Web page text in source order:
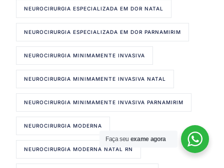
NEUROCIRURGIA ESPECIALIZADA EM DOR NATAL
NEUROCIRURGIA ESPECIALIZADA EM DOR PARNAMIRIM
NEUROCIRURGIA MINIMAMENTE INVASIVA
NEUROCIRURGIA MINIMAMENTE INVASIVA NATAL
NEUROCIRURGIA MINIMAMENTE INVASIVA PARNAMIRIM
NEUROCIRURGIA MODERNA
NEUROCIRURGIA MODERNA NATAL RN
Agendar Consulta!
Faça seu exame agora